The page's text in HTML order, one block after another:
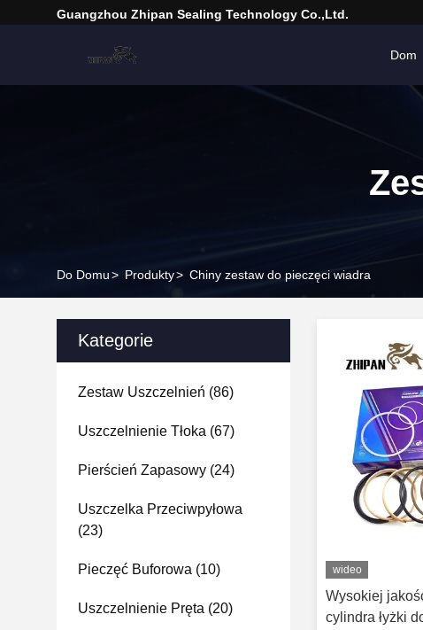
Guangzhou Zhipan Sealing Technology Co.,Ltd.
Dom
Do Domu> Produkty> Chiny zestaw do pieczęci wiadra
Kategorie
Zestaw Uszczelnień (86)
Uszczelnienie Tłoka (67)
Pierścień Zapasowy (24)
Uszczelka Przeciwpyłowa
(23)
Pieczęć Buforowa (10)
Uszczelnienie Pręta (20)
wideo
Wysokiej
cylindra łyżki